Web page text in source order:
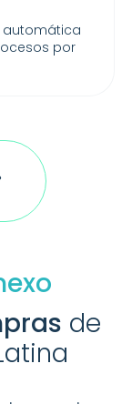
automática
por
de